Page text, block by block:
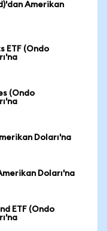
Amerikan
ETF (Ondo
(Ondo
Doları'na
Doları'na
ETF (Ondo